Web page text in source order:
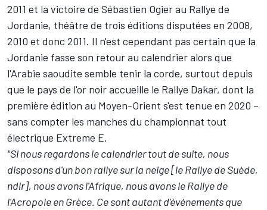
2011 et la victoire de Sébastien Ogierau Rallye de
Jordanie, théâtre de trois éditions disputées en 2008,
2010 et donc 2011. Il n'est cependant pas certain que la
Jordanie fasse son retour au calendrier alors que
l'Arabie saoudite semble tenir la corde, surtout depuis
que le pays de l'or noir accueille le Rallye Dakar, dont la
première édition au Moyen-Orient s'est tenue en 2020 –
sans compter les manches du championnat tout
électrique Extreme E.
"Si nous regardons le calendrier tout de suite, nous
disposons d'un bon rallye sur la neige [le Rallye de Suède,
ndlr], nous avons l'Afrique, nous avons le Rallye de
l'Acropole en Grèce. Ce sont autant d'événements que